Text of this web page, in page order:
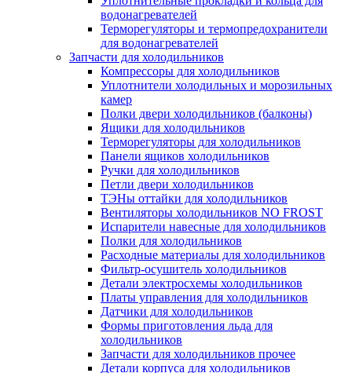
водонагревателей
Терморегуляторы и термопредохранители
для водонагревателей
Запчасти для холодильников
Компрессоры для холодильников
Уплотнители холодильных и морозильных
камер
Полки двери холодильников (балконы)
Ящики для холодильников
Терморегуляторы для холодильников
Панели ящиков холодильников
Ручки для холодильников
Петли двери холодильников
ТЭНы оттайки для холодильников
Вентиляторы холодильников NO FROST
Испарители навесные для холодильников
Полки для холодильников
Расходные материалы для холодильников
Фильтр-осушитель холодильников
Детали электросхемы холодильников
Платы управления для холодильников
Датчики для холодильников
Формы приготовления льда для
холодильников
Запчасти для холодильников прочее
Детали корпуса для холодильников